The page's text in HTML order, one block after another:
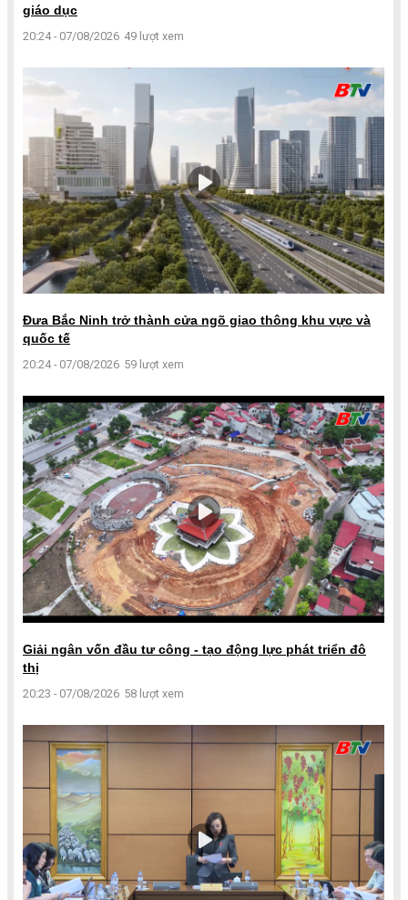
giáo dục
20:24 - 07/08/2026 49 lượt xem
Đưa Bắc Ninh trở thành cửa ngõ giao thông khu vực và
quốc tế
20:24 - 07/08/2026 59 lượt xem
Giải ngân vốn đầu tư công - tạo động lực phát triển đô
thị
20:23 - 07/08/2026 58 lượt xem